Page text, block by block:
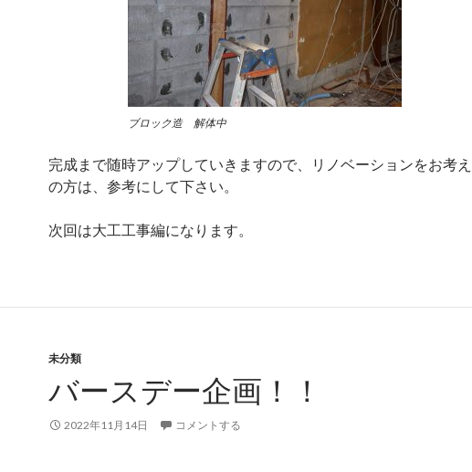
ブロック造 解体中
完成まで随時アップしていきますので、リノベーションをお考え
の方は、参考にして下さい。
次回は大工工事編になります。
未分類
バースデー企画！！
2022年11月14日 コメントする